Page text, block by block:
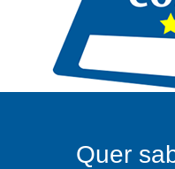
Quer